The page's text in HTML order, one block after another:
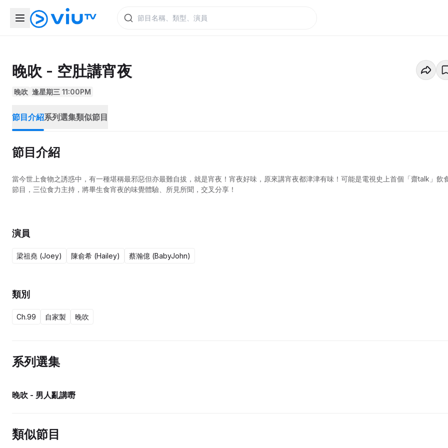
晚吹 - 空肚講宵夜
晚吹 逢星期三 11:00PM
節目介紹系列選集類似節目
節目介紹
當今世上食物之誘惑中，有一種堪稱最邪惡但亦最難自拔，就是宵夜！宵夜好味，原來講宵夜都津津有味！可能是電視史上首個「齋talk」飲
節目，三位食力主持，將畢生食宵夜的味覺體驗、所見所聞，交叉分享！
演員
梁祖堯 (Joey) 陳俞希 (Hailey) 蔡瀚億 (BabyJohn)
類別
Ch.99 自家製 晚吹
系列選集
晚吹 - 男人亂講嘢
類似節目